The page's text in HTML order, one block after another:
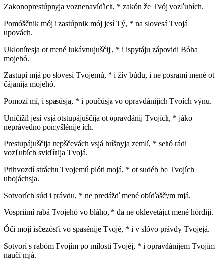
Zakonoprestúpnyja voznenavíďich, * zakón že Tvój vozľubích.
Pomóščnik mój i zastúpnik mój jesí Tý, * na slovesá Tvojá
upovách.
Uklonítesja ot mené lukávnujuščiji, * i ispytáju zápovidi Bóha
mojehó.
Zastupí mjá po slovesí Tvojemú, * i žív búdu, i ne posramí mené ot
čájanija mojehó.
Pomozí mí, i spasúsja, * i poučúsja vo opravdánijich Tvoích výnu.
Uničižíl jesí vsjá otstupájuščija ot opravdánij Tvojích, * jáko
neprávedno pomyšlénije ích.
Prestupájuščija nepščevách vsjá hríšnyja zemlí, * sehó rádi
vozľubích sviďínija Tvojá.
Prihvozdí stráchu Tvojemú plóti mojá, * ot sudéb bo Tvojích
ubojáchsja.
Sotvorích súd i právdu, * ne predážď mené obíďaščym mjá.
Vospriimí rabá Tvojehó vo bláho, * da ne oklevetájut mené hórdiji.
Óči mojí isčezósťi vo spasénije Tvojé, * i v slóvo právdy Tvojejá.
Sotvorí s rabóm Tvojím po mílosti Tvojéj, * i opravdánijem Tvojím
naučí mjá.